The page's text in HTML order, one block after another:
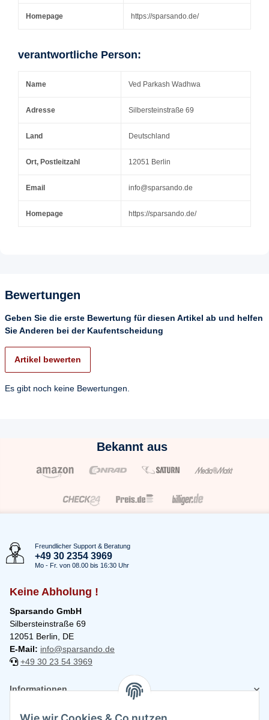
Homepage https://sparsando.de/
verantwortliche Person:
Name Ved Parkash Wadhwa
Adresse Silbersteinstraße 69
Land Deutschland
Ort, Postleitzahl 12051 Berlin
Email info@sparsando.de
Homepage https://sparsando.de/
Bewertungen
Geben Sie die erste Bewertung für diesen Artikel ab und helfen
Sie Anderen bei der Kaufentscheidung
Artikel bewerten
Es gibt noch keine Bewertungen.
Bekannt aus
Freundlicher Support & Beratung
+49 30 2354 3969
Mo - Fr. von 08.00 bis 16:30 Uhr
Keine Abholung !
Sparsando GmbH
Silbersteinstraße 69
12051 Berlin, DE
E-Mail: info@sparsando.de
+49 30 23 54 3969
Informationen